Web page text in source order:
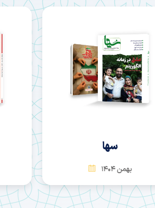
سها
بهمن 1404